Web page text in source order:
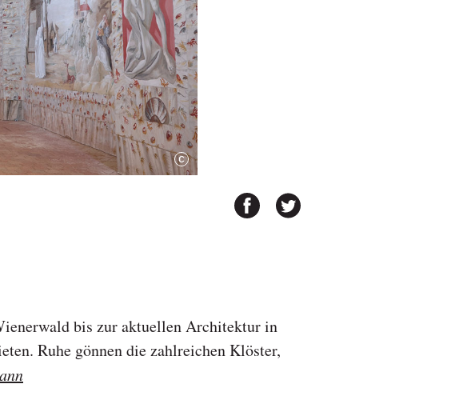
bis zur aktuellen Architektur in
Ruhe gönnen die zahlreichen Klöster,